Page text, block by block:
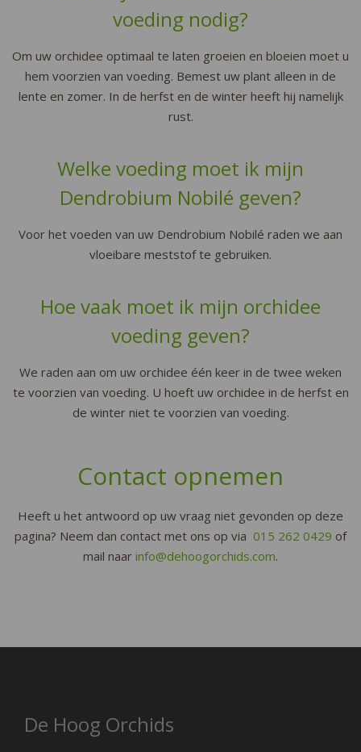
voeding nodig?
Om uw orchidee optimaal te laten groeien en bloeien moet u
hem voorzien van voeding. Bemest uw plant alleen in de
lente en zomer. In de herfst en de winter heeft hij namelijk
rust.
Welke voeding moet ik mijn
Dendrobium Nobilé geven?
Voor het voeden van uw Dendrobium Nobilé raden we aan
vloeibare meststof te gebruiken.
Hoe vaak moet ik mijn orchidee
voeding geven?
We raden aan om uw orchidee één keer in de twee weken
te voorzien van voeding. U hoeft uw orchidee in de herfst en
de winter niet te voorzien van voeding.
Contact opnemen
Heeft u het antwoord op uw vraag niet gevonden op deze
pagina? Neem dan contact met ons op via 015 262 0429 of
mail naar info@dehoogorchids.com.
De Hoog Orchids